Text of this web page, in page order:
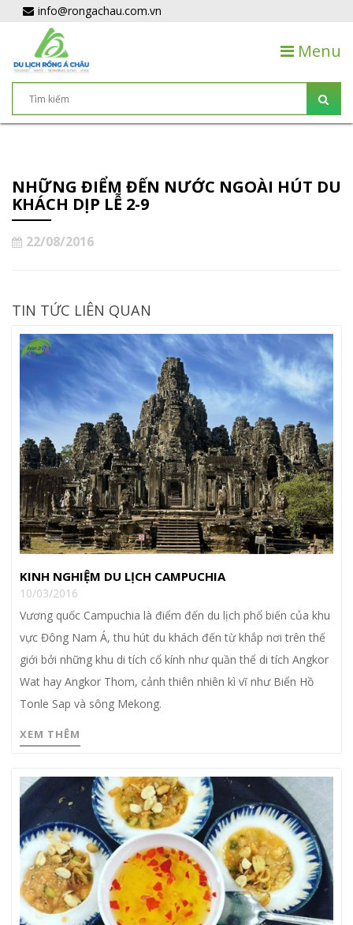
info@rongachau.com.vn
Menu
NHỮNG ĐIỂM ĐẾN NƯỚC NGOÀI HÚT DU
KHÁCH DỊP LỄ 2-9
22/08/2016
TIN TỨC LIÊN QUAN
KINH NGHIỆM DU LỊCH CAMPUCHIA
10/03/2016
Vương quốc Campuchia là điểm đến du lịch phổ biến của khu
vực Đông Nam Á, thu hút du khách đến từ khắp nơi trên thế
giới bởi những khu di tích cổ kính như quần thể di tích Angkor
Wat hay Angkor Thom, cảnh thiên nhiên kì vĩ như Biển Hồ
Tonle Sap và sông Mekong.
XEM THÊM